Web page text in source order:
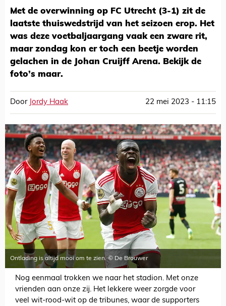
Met de overwinning op FC Utrecht (3-1) zit de
laatste thuiswedstrijd van het seizoen erop. Het
was deze voetbaljaargang vaak een zware rit,
maar zondag kon er toch een beetje worden
gelachen in de Johan Cruijff Arena. Bekijk de
foto’s maar.
Door Jordy Haak 22 mei 2023 - 11:15
Ontlading is altijd mooi om te zien. © De Brouwer
Nog eenmaal trokken we naar het stadion. Met onze
vrienden aan onze zij. Het lekkere weer zorgde voor
veel wit-rood-wit op de tribunes, waar de supporters